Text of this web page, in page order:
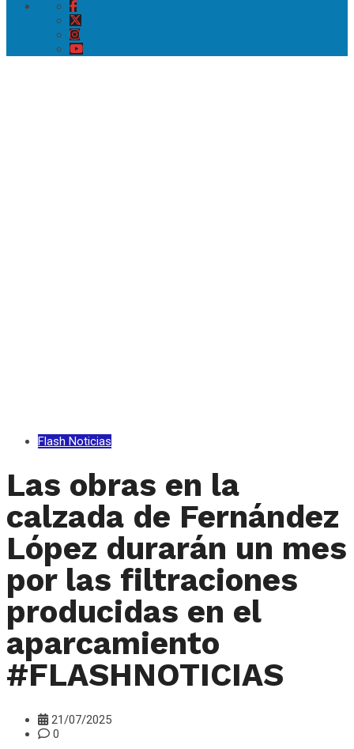
Flash Noticias
Las obras en la
calzada de Fernández
López durarán un mes
por las filtraciones
producidas en el
aparcamiento
#FLASHNOTICIAS
21/07/2025
0